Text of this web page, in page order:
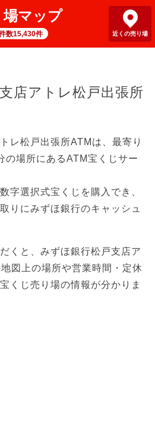
マップ
数15,430件 近くの売り場
店アトレ松戸出張所
レ松戸出張所ATMは、最寄り
の場所にあるATM宝くじサー
字選択式宝くじを購入でき、
りにみずほ銀行のキャッシュ
くと、みずほ銀行松戸支店ア
図上の場所や営業時間・定休
くじ売り場の情報が分かりま